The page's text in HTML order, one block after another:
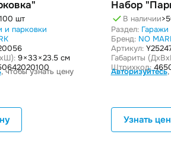
шт
и парковки
9 × 33 × 23.5 см
, чтобы узнать цену
Набор
В наличии
Раздел: Гаражи
Бренд: NO
Артикул:
Габариты
Штрихкод:
Авторизуйтесь,
Узнать